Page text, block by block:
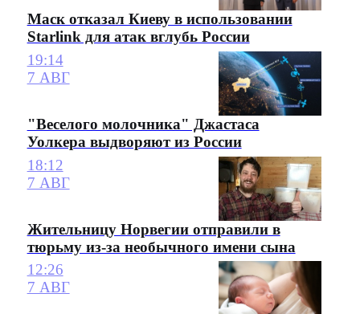
Маск отказал Киеву в использовании
Starlink для атак вглубь России
19:14
7 АВГ
"Веселого молочника" Джастаса
Уолкера выдворяют из России
18:12
7 АВГ
Жительницу Норвегии отправили в
тюрьму из-за необычного имени сына
12:26
7 АВГ